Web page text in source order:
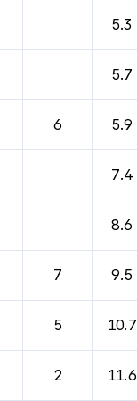
5.3
5.7
6 5.9
7.4
8.6
7 9.5
5 10.7
2 11.6